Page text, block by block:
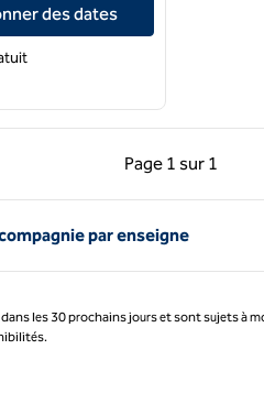
des dates
Page 1 sur 1
Page précédente, 1 sur
Page 1 sur 1
par enseigne
les 30 prochains jours et sont sujets à